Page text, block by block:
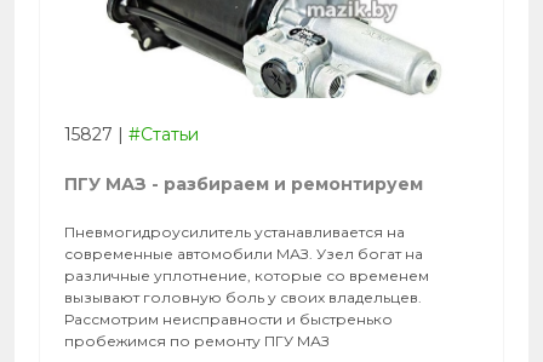
15827 | #Статьи
ПГУ МАЗ - разбираем и ремонтируем
Пневмогидроусилитель устанавливается на
современные автомобили МАЗ. Узел богат на
различные уплотнение, которые со временем
вызывают головную боль у своих владельцев.
Рассмотрим неисправности и быстренько
пробежимся по ремонту ПГУ МАЗ